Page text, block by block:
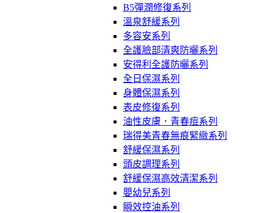
B5彈潤修復系列
溫泉舒緩系列
多容安系列
全護臉部清爽防曬系列
安得利全護防曬系列
全日保濕系列
身體保濕系列
表皮修復系列
油性皮膚．青春痘系列
瑞得美青春無痕緊緻系列
舒緩保濕系列
頭皮調理系列
舒緩保濕高效清潔系列
嬰幼兒系列
瞬效控油系列